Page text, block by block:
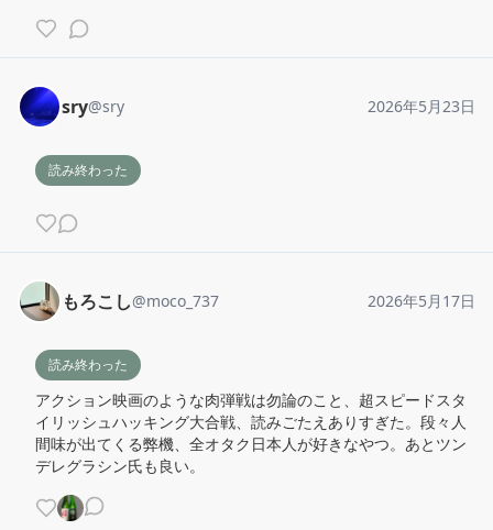
sry@sry 2026年5月23日
読み終わった
もろこし@moco_737 2026年5月17日
読み終わった
アクション映画のような肉弾戦は勿論のこと、超スピードスタ
イリッシュハッキング大合戦、読みごたえありすぎた。段々人
間味が出てくる弊機、全オタク日本人が好きなやつ。あとツン
デレグラシン氏も良い。